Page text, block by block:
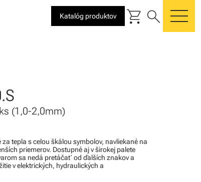
Katalóg produktov shopping_cart search
(1,0-2,0mm)
tepla s celou škálou symbolov, navliekané na
priemerov. Dostupné aj v širokej palete
sa nedá pretáčať od ďalších znakov a
v elektrických, hydraulických a